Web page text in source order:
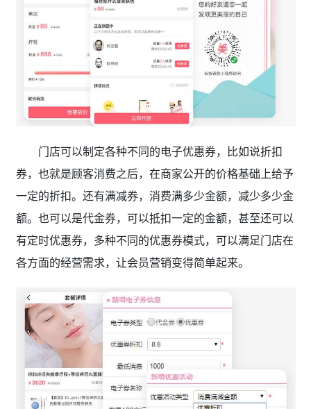
门店可以制定各种不同的电子优惠券，比如说折扣
券，也就是顾客消费之后，在商家公开的价格基础上给予
一定的折扣。还有满减券，消费满多少金额，减少多少金
额。也可以是代金券，可以抵扣一定的金额，甚至还可以
有定时优惠券，多种不同的优惠券模式，可以满足门店在
各方面的经营需求，让会员营销变得简单起来。